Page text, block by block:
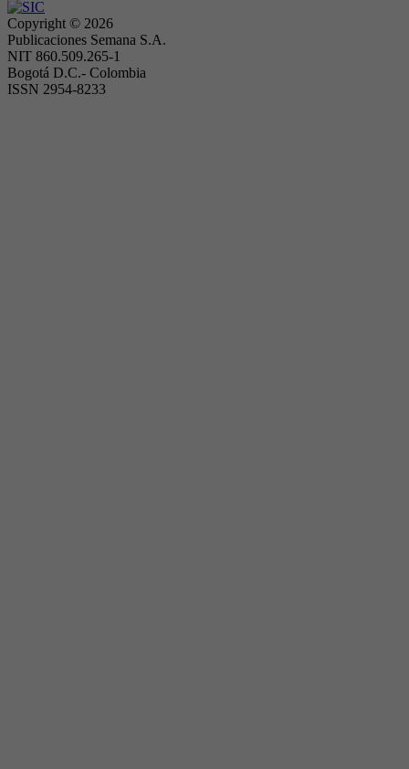
Copyright © 2026
Publicaciones Semana S.A.
NIT 860.509.265-1
Bogotá D.C.- Colombia
ISSN 2954-8233